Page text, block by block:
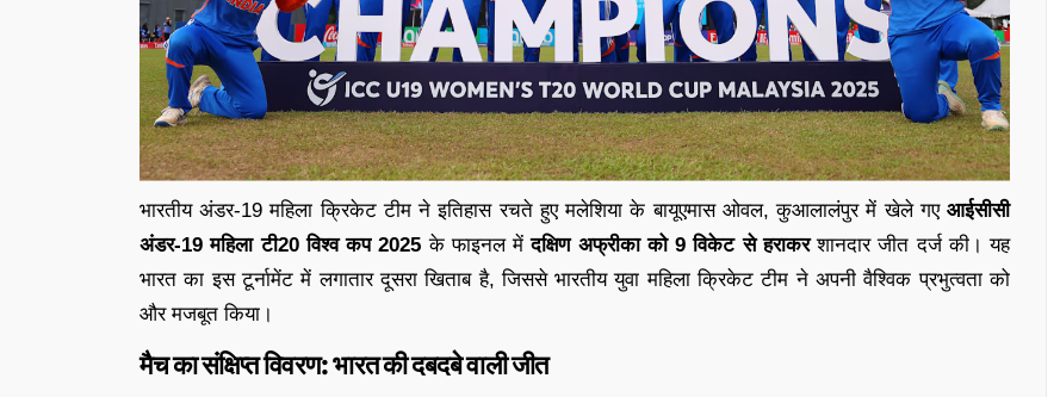
भारतीय अंडर-19 महिला क्रिकेट टीम ने इतिहास रचते हुए मलेशिया के बायूएमास ओवल, कुआलालंपुर में खेले गए आईसीसी
अंडर-19 महिला टी20 विश्व कप 2025 के फाइनल मेंदक्षिण अफ्रीका को 9 विकेट से हराकरशानदार जीत दर्ज की। यह
भारत का इस टूर्नामेंट में लगातार दूसरा खिताब है, जिससे भारतीय युवा महिला क्रिकेट टीम ने अपनी वैश्विक प्रभुत्वता को
और मजबूत किया।
मैच का संक्षिप्त विवरण: भारत की दबदबे वाली जीत